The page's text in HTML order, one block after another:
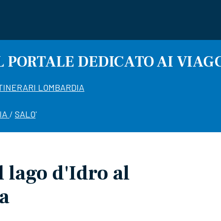
PORTALE DEDICATO AI
LOMBARDIA
/ SALO'
d'Idro al